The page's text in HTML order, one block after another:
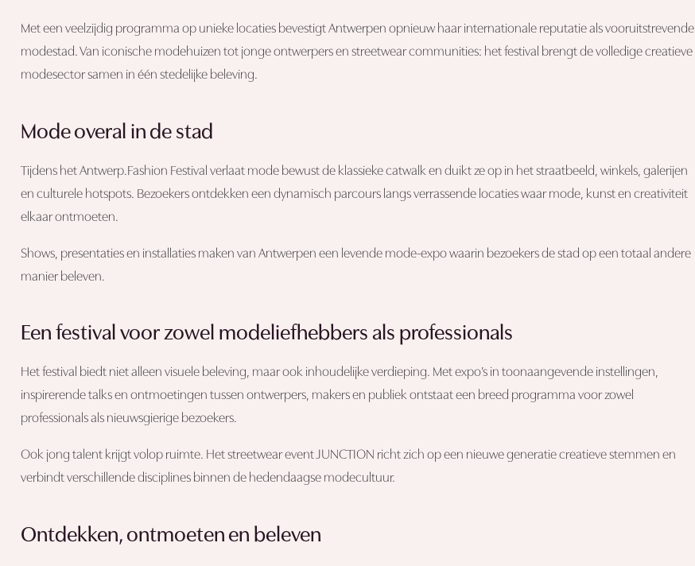
Met een veelzijdig programma op unieke locaties bevestigt Antwerpen opnieuw haar internationale reputatie als vooruitstrevende
modestad. Van iconische modehuizen tot jonge ontwerpers en streetwear communities: het festival brengt de volledige creatieve
modesector samen in één stedelijke beleving.
Mode overal in de stad
Tijdens het Antwerp.Fashion Festival verlaat mode bewust de klassieke catwalk en duikt ze op in het straatbeeld, winkels, galerijen
en culturele hotspots. Bezoekers ontdekken een dynamisch parcours langs verrassende locaties waar mode, kunst en creativiteit
elkaar ontmoeten.
Shows, presentaties en installaties maken van Antwerpen een levende mode-expo waarin bezoekers de stad op een totaal andere
manier beleven.
Een festival voor zowel modeliefhebbers als professionals
Het festival biedt niet alleen visuele beleving, maar ook inhoudelijke verdieping. Met expo’s in toonaangevende instellingen,
inspirerende talks en ontmoetingen tussen ontwerpers, makers en publiek ontstaat een breed programma voor zowel
professionals als nieuwsgierige bezoekers.
Ook jong talent krijgt volop ruimte. Het streetwear event JUNCTION richt zich op een nieuwe generatie creatieve stemmen en
verbindt verschillende disciplines binnen de hedendaagse modecultuur.
Ontdekken, ontmoeten en beleven